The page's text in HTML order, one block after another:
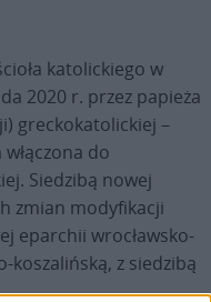
katolickiego w
2020 r. przez papieża
greckokatolickiej –
do
Siedzibą nowej
zmian modyfikacji
eparchii wrocławsko-
koszalińską, z siedzibą